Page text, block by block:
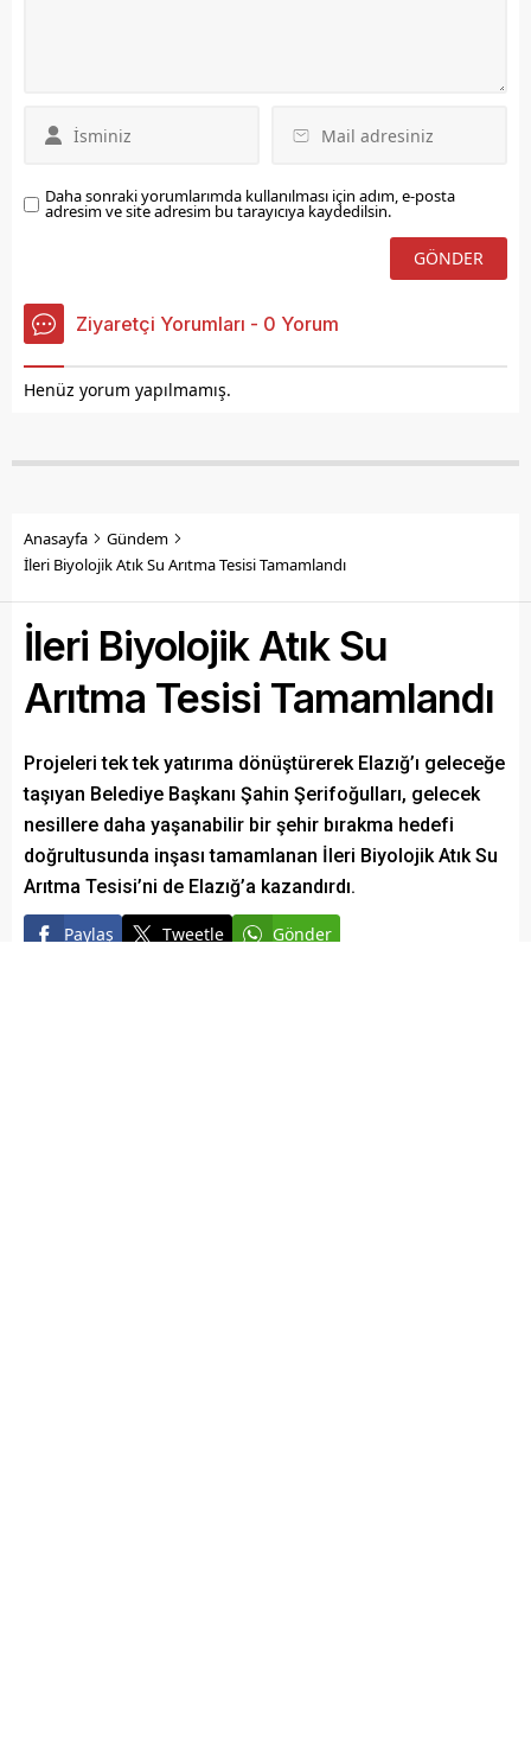
Daha sonraki yorumlarımda kullanılması için adım, e-posta
adresim ve site adresim bu tarayıcıya kaydedilsin.
Ziyaretçi Yorumları - 0 Yorum
Henüz yorum yapılmamış.
Anasayfa
Gündem
İleri Biyolojik Atık Su Arıtma Tesisi Tamamlandı
İleri Biyolojik Atık Su
Arıtma Tesisi Tamamlandı
Projeleri tek tek yatırıma dönüştürerek Elazığ’ı geleceğe
taşıyan Belediye Başkanı Şahin Şerifoğulları, gelecek
nesillere daha yaşanabilir bir şehir bırakma hedefi
doğrultusunda inşası tamamlanan İleri Biyolojik Atık Su
Arıtma Tesisi’ni de Elazığ’a kazandırdı.
Paylaş Tweetle Gönder